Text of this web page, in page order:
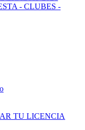
- CLUBES -
TU LICENCIA